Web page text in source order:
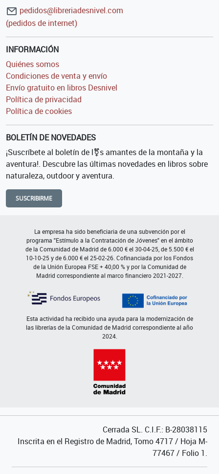
pedidos@libreriadesnivel.com
(pedidos de internet)
INFORMACIÓN
Quiénes somos
Condiciones de venta y envío
Envío gratuito en libros Desnivel
Política de privacidad
Política de cookies
BOLETÍN DE NOVEDADES
¡Suscríbete al boletín de l⚧s amantes de la montaña y la
aventura!. Descubre las últimas novedades en libros sobre
naturaleza, outdoor y aventura.
SUSCRIBIRME
La empresa ha sido beneficiaria de una subvención por el
programa "Estímulo a la Contratación de Jóvenes" en el ámbito
de la Comunidad de Madrid de 6.000 € el 30-04-25, de 5.500 € el
10-10-25 y de 6.000 € el 25-02-26. Cofinanciada por los Fondos
de la Unión Europea FSE + 40,00 % y por la Comunidad de
Madrid correspondiente al marco financiero 2021-2027.
Esta actividad ha recibido una ayuda para la modernización de
las librerías de la Comunidad de Madrid correspondiente al año
2024.
Cerrada SL. C.I.F.: B-28038115
Inscrita en el Registro de Madrid, Tomo 4717 / Hoja M-
77467 / Folio 1.